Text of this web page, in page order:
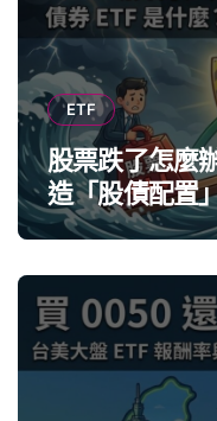
ETF
股票跌了怎麼
造「股債配置